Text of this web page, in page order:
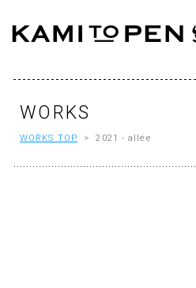
ABOUT
WORKS
WORKS TOP > 2021 - allée